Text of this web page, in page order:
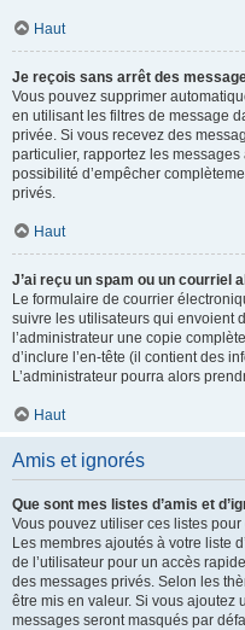
Haut
Je reçois sans arrêt des
Vous pouvez supprimer
en utilisant les filtres de message
privée. Si vous recevez des
particulier, rapportez les
possibilité d’empêcher
privés.
Haut
J’ai reçu un spam ou un courriel
Le formulaire de courrier
suivre les utilisateurs qui envoient
l’administrateur une copie
d’inclure l’en-tête (il contient des
L’administrateur pourra alors
Haut
Amis et ignorés
Que sont mes listes d’amis et
Vous pouvez utiliser ces listes
Les membres ajoutés à votre liste
de l’utilisateur pour un accès
des messages privés. Selon les
être mis en valeur. Si vous ajoutez
messages seront masqués par